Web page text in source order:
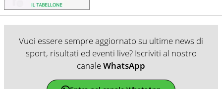
Vuoi essere sempre aggiornato su ultime news di
sport, risultati ed eventi live? Iscriviti al nostro
canaleWhatsApp